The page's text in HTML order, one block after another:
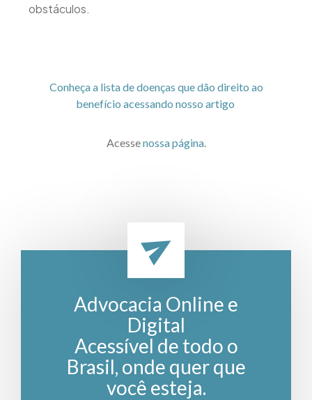
obstáculos.
Conheça a lista de doenças que dão direito ao
benefício acessando nosso artigo
Acessenossa página.
Advocacia Online e
Digital
Acessível de todo o
Brasil, onde quer que
você esteja.